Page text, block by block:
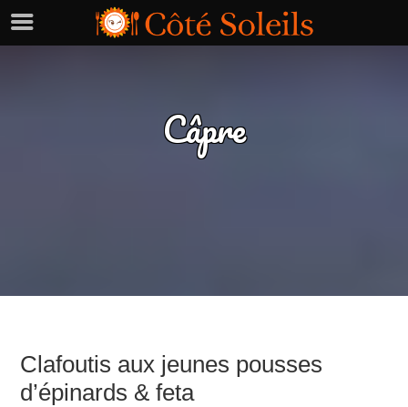
Câpre
Clafoutis aux jeunes pousses
d’épinards & feta